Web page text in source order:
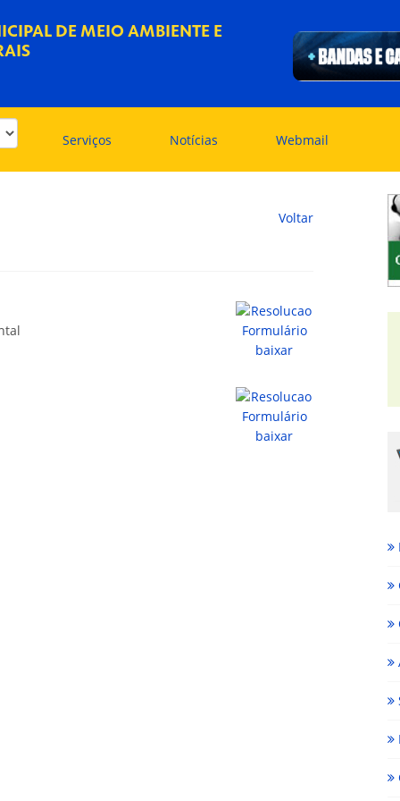
DE MEIO AMBIENTE E
Serviços Notícias Webmail
Voltar
baixar
baixar